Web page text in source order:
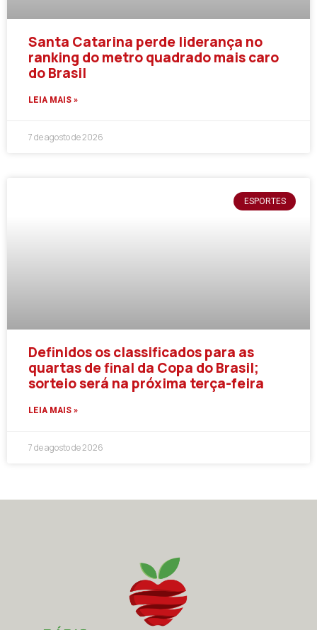
Santa Catarina perde liderança no
ranking do metro quadrado mais caro
do Brasil
LEIA MAIS »
7 de agosto de 2026
ESPORTES
Definidos os classificados para as
quartas de final da Copa do Brasil;
sorteio será na próxima terça-feira
LEIA MAIS »
7 de agosto de 2026